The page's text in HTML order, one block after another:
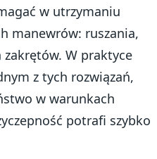
w utrzymaniu
manewrów: ruszania,
W praktyce
z tych rozwiązań,
w warunkach
potrafi szybko